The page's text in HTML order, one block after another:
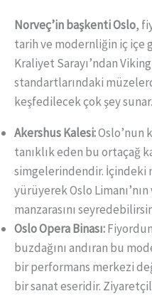
Norveç’in başkenti Oslo,
tarih ve modernliğin iç içe
Kraliyet Sarayı’ndan
standartlarındaki
keşfedilecek çok şey sunar.
Akershus Kalesi:Oslo’nun
tanıklık eden bu ortaçağ
simgelerindendir. İçindeki
yürüyerek Oslo
manzarasını
Oslo Opera Binası:
buzdağını andıran bu
bir performans merkezi
bir sanat eseridir.